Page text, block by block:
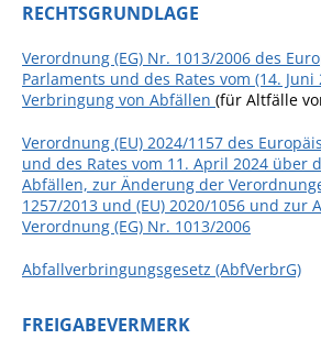
RECHTSGRUNDLAGE
Verordnung (EG) Nr. 1013/2006 des
Parlaments und des Rates vom (14.
Verbringung von Abfällen (für Altfälle
Verordnung (EU) 2024/1157 des
und des Rates vom 11. April 2024 über
Abfällen, zur Änderung der
1257/2013 und (EU) 2020/1056 und zur
Verordnung (EG) Nr. 1013/2006
Abfallverbringungsgesetz (AbfVerbrG)
FREIGABEVERMERK